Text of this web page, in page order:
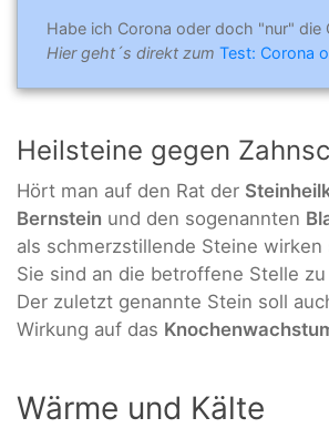
Habe ich Corona oder doch "nur" die
Hier geht´s direkt zum Test: Corona
Heilsteine gegen
Hört man auf den Rat der
Bernstein und den sogenannten
als schmerzstillende Steine wirken
Sie sind an die betroffene Stelle
Der zuletzt genannte Stein soll
Wirkung auf das
Wärme und Kälte